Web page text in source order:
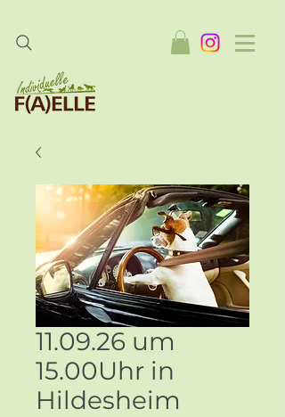
11.09.26 um
15.00Uhr in
Hildesheim